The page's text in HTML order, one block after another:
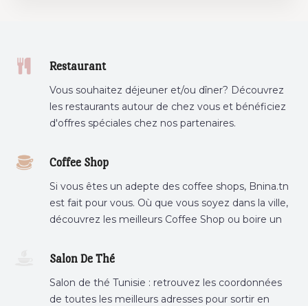
Restaurant
Vous souhaitez déjeuner et/ou dîner? Découvrez
les restaurants autour de chez vous et bénéficiez
d'offres spéciales chez nos partenaires.
Coffee Shop
Si vous êtes un adepte des coffee shops, Bnina.tn
est fait pour vous. Où que vous soyez dans la ville,
découvrez les meilleurs Coffee Shop ou boire un
Salon De Thé
Salon de thé Tunisie : retrouvez les coordonnées
de toutes les meilleurs adresses pour sortir en